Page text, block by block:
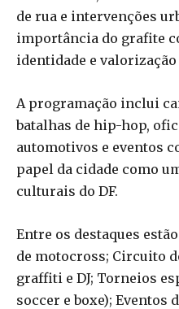
de rua e intervenções
importância do grafite
identidade e
A programação inclui
batalhas de hip-hop,
automotivos e eventos
papel da cidade como
culturais do DF.
Entre os destaques
de motocross; Circuito
graffiti e DJ; Torneios
soccer e boxe); Eventos